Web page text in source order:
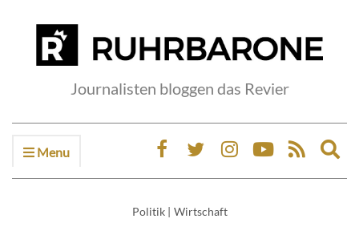
Journalisten bloggen das Revier
Menu
Politik | Wirtschaft